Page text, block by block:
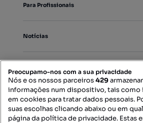
Para Profissionais
Notícias
Mapa do Site
Preocupamo-nos com a sua privacidade
Nós e os nossos parceiros429
informações num dispositivo, tais
em cookies para tratar dados pessoais.
suas escolhas clicando abaixo ou em
página da política de privacidade. Estas